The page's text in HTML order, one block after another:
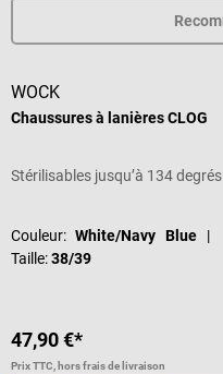
WOCK
Chaussures à lanières CLOG
Stérilisables jusqu’à 134 degrés
Couleur: White/Navy Blue |
Taille:38/39
47,90 €*
Prix TTC, hors frais de livraison